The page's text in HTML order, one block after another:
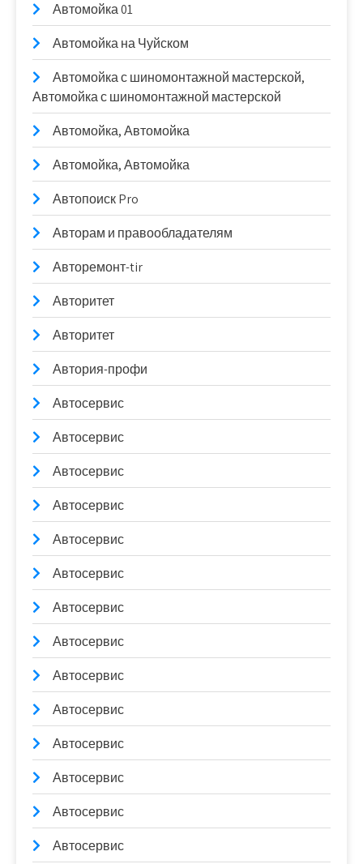
Автомойка 01
Автомойка на Чуйском
Автомойка с шиномонтажной мастерской,
Автомойка с шиномонтажной мастерской
Автомойка, Автомойка
Автомойка, Автомойка
Автопоиск Pro
Авторам и правообладателям
Авторемонт-tir
Авторитет
Авторитет
Автория-профи
Автосервис
Автосервис
Автосервис
Автосервис
Автосервис
Автосервис
Автосервис
Автосервис
Автосервис
Автосервис
Автосервис
Автосервис
Автосервис
Автосервис